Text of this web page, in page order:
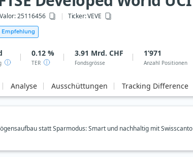
Valor: 25116456 Ticker:VEVE
Empfehlung
0.12 %
TER
3.91 Mrd. CHF
Fondsgrösse
1’971
Anzahl Positionen
Analyse Ausschüttungen Tracking Difference
statt Sparmodus: Smart und nachhaltig mit Swisscanto